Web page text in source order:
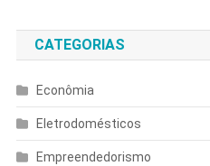
CATEGORIAS
Econômia
Eletrodomésticos
Empreendedorismo